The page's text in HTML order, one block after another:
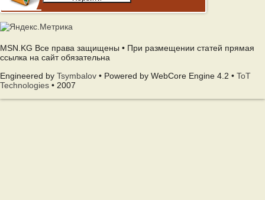
MSN.KG Все права защищены • При размещении статей прямая
ссылка на сайт обязательна
Engineered by Tsymbalov • Powered by WebCore Engine 4.2 • ToT
Technologies • 2007